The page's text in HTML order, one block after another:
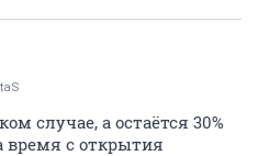
случае, а остаётся 30%
время с открытия